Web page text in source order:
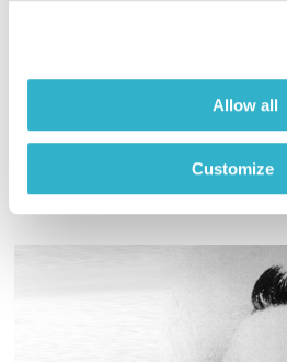
Allow all
Customize
וארצי, מולדתי. ואז ההמנון.